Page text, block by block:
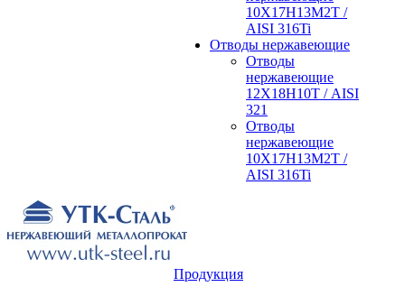
10Х17Н13М2Т /
AISI 316Ti
Отводы нержавеющие
Отводы
нержавеющие
12Х18Н10Т / AISI
321
Отводы
нержавеющие
10Х17Н13М2Т /
AISI 316Ti
Продукция